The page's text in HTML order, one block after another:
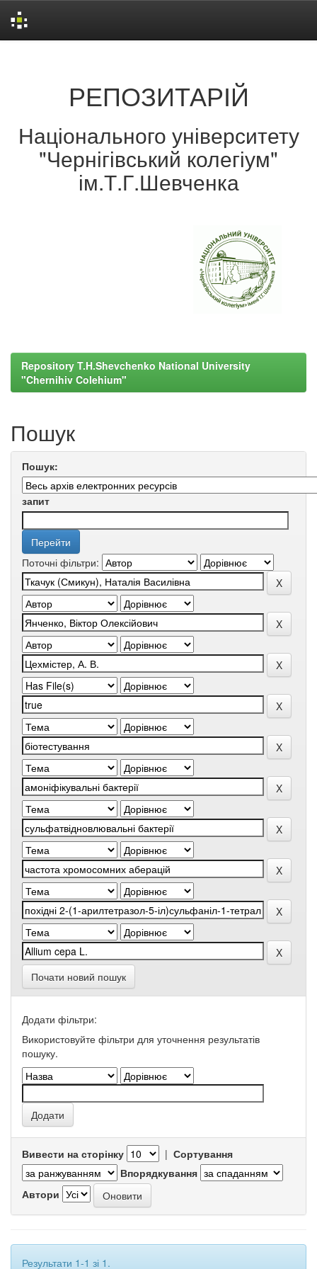
РЕПОЗИТАРІЙ
Національного університету
"Чернігівський колегіум"
ім.Т.Г.Шевченка
Repository T.H.Shevchenko National University
"Chernihiv Colehium"
Пошук
Пошук:
запит
Поточні фільтри:
Почати новий пошук
Додати фільтри:
Використовуйте фільтри для уточнення результатів
пошуку.
Вивести на сторінку | Сортування
Впорядкування
Автори
Результати 1-1 зі 1.